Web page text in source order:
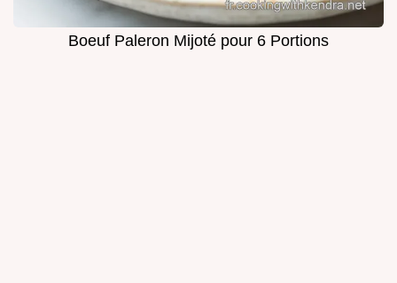
Boeuf Paleron Mijoté pour 6 Portions